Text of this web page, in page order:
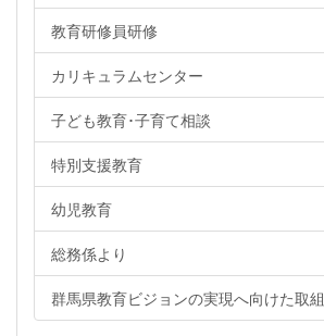
教育研修員研修
カリキュラムセンター
子ども教育･子育て相談
特別支援教育
幼児教育
総務係より
群馬県教育ビジョンの実現へ向けた取組